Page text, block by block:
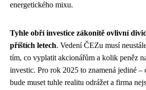
energetického mixu.
Tyhle obří investice zákonitě ovlivní
příštích letech. Vedení ČEZu musí
tím, co vyplatit akcionářům a kolik peněz
investic. Pro rok 2025 to znamená jediné
bude muset tuhle realitu odrážet a firma